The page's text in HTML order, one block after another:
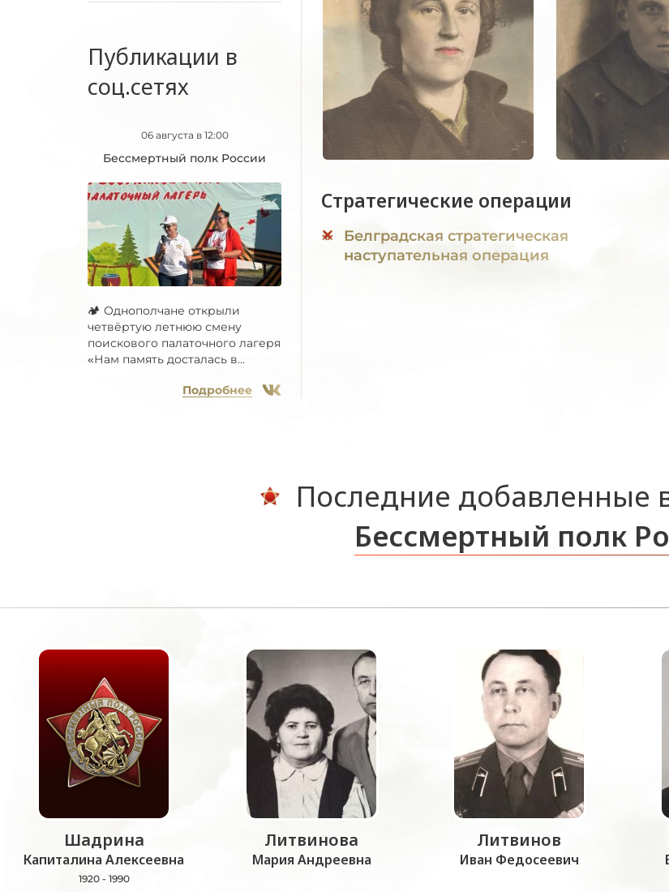
Публикации в
соц.сетях
06 августа в 12:00
Бессмертный полк России
🏕 Однополчане открыли
четвёртую летнюю смену
поискового палаточного лагеря
«Нам память досталась в...
Подробнее
Стратегические операции
Белградская стратегическая
наступательная операция
Последние добавленные
Бессмертный полк
Шадрина
Капиталина Алексеевна
1920 - 1990
Литвинова
Мария Андреевна
Литвинов
Иван Федосеевич